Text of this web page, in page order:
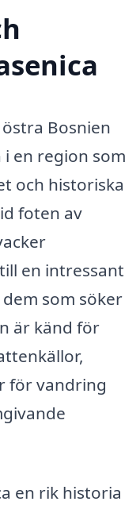
Bosnien
en region som
och historiska
foten av
en intressant
som söker
är känd för
för vandring
en rik historia